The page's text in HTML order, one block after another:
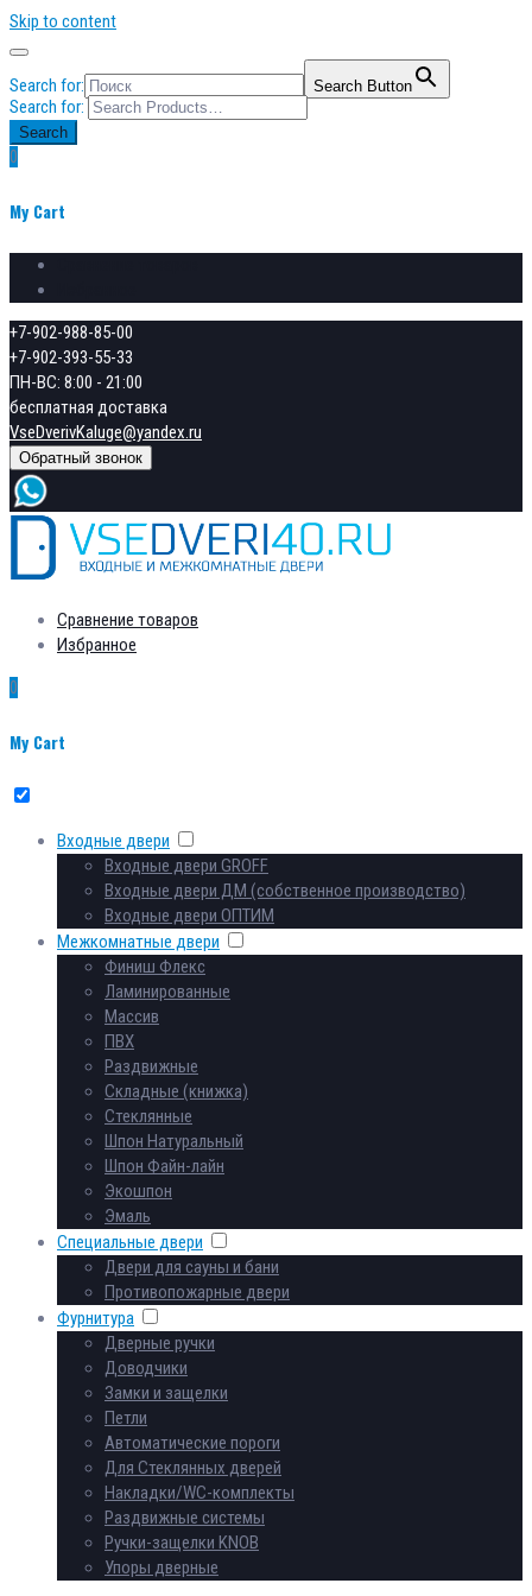
Skip to content
Search for: Search Button
Search for:
Search
0
My Cart
+7-902-988-85-00
+7-902-393-55-33
ПН-ВС: 8:00 - 21:00
бесплатная доставка
VseDverivKaluge@yandex.ru
Обратный звонок
Сравнение товаров
Избранное
0
My Cart
Входные двери
Входные двери GROFF
Входные двери ДМ (собственное производство)
Входные двери ОПТИМ
Межкомнатные двери
Финиш Флекс
Ламинированные
Массив
ПВХ
Раздвижные
Складные (книжка)
Стеклянные
Шпон Натуральный
Шпон Файн-лайн
Экошпон
Эмаль
Специальные двери
Двери для сауны и бани
Противопожарные двери
Фурнитура
Дверные ручки
Доводчики
Замки и защелки
Петли
Автоматические пороги
Для Стеклянных дверей
Накладки/WC-комплекты
Раздвижные системы
Ручки-защелки KNOB
Упоры дверные